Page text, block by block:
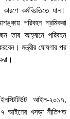
কর্মবিরতিতে যান।
পরিবহন শ্রমিকরা
তার আহ্বানে পরিবহন
মন্ত্রীর ঘোষণার পর
আইন-২০১৭,
আইনের খসড়া নীতিগত